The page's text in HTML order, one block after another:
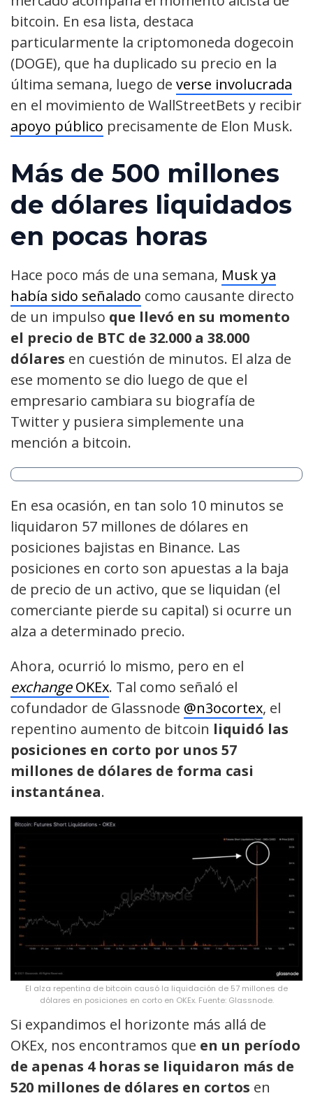
bitcoin. En esa lista, destaca
particularmente la criptomoneda dogecoin
(DOGE), que ha duplicado su precio en la
última semana, luego de verse involucrada
en el movimiento de WallStreetBets y recibir
apoyo público precisamente de Elon Musk.
Más de 500 millones
de dólares liquidados
en pocas horas
Hace poco más de una semana, Musk ya
había sido señalado como causante directo
de un impulso que llevó en su momento
el precio de BTC de 32.000 a 38.000
dólares en cuestión de minutos. El alza de
ese momento se dio luego de que el
empresario cambiara su biografía de
Twitter y pusiera simplemente una
mención a bitcoin.
En esa ocasión, en tan solo 10 minutos se
liquidaron 57 millones de dólares en
posiciones bajistas en Binance. Las
posiciones en corto son apuestas a la baja
de precio de un activo, que se liquidan (el
comerciante pierde su capital) si ocurre un
alza a determinado precio.
Ahora, ocurrió lo mismo, pero en el
exchangeOKEx. Tal como señaló el
cofundador de Glassnode @n3ocortex, el
repentino aumento de bitcoin liquidó las
posiciones en corto por unos 57
millones de dólares de forma casi
instantánea.
El alza repentina de bitcoin causó la liquidación de 57 millones de
dólares en posiciones en corto en OKEx. Fuente: Glassnode.
Si expandimos el horizonte más allá de
OKEx, nos encontramos que en un período
de apenas 4 horas se liquidaron más de
520 millones de dólares en cortos en